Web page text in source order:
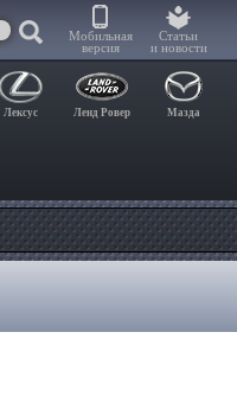
Мобильная
версия
Статьи
и новости
Лексус Ленд Ровер Мазда